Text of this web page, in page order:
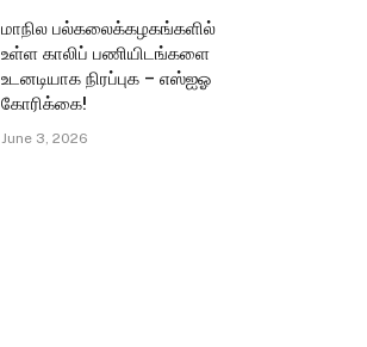
மாநில பல்கலைக்கழகங்களில்
உள்ள காலிப் பணியிடங்களை
உடனடியாக நிரப்புக – எஸ்ஐஓ
கோரிக்கை!
June 3, 2026